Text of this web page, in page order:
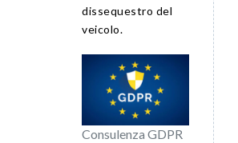
dissequestro del
veicolo.
Consulenza GDPR